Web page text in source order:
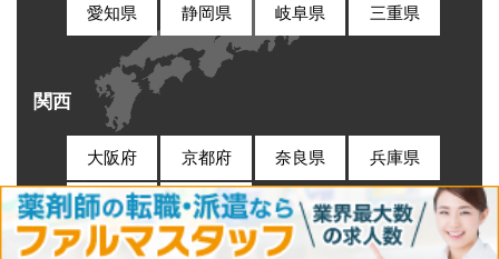
愛知県 静岡県 岐阜県 三重県
関西
大阪府 京都府 奈良県 兵庫県
滋賀県 和歌山県